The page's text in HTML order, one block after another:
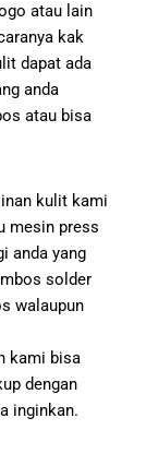
atau lain
kak
dapat ada
anda
atau bisa
kulit kami
mesin press
anda yang
solder
walaupun
kami bisa
dengan
inginkan.